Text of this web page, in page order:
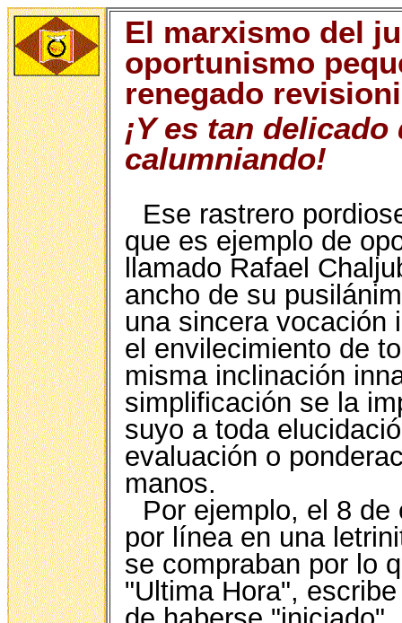
El marxismo del
oportunismo
renegado
¡Y es tan
calumniando!
Ese rastrero
que es ejemplo de
llamado Rafael
ancho de su
una sincera vocación
el envilecimiento de
misma inclinación
simplificación se la
suyo a toda
evaluación o
manos.
Por ejemplo, el 8
por línea en una
se compraban por lo
"Ultima Hora",